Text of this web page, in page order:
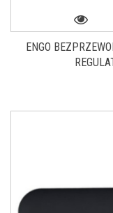
ENGO